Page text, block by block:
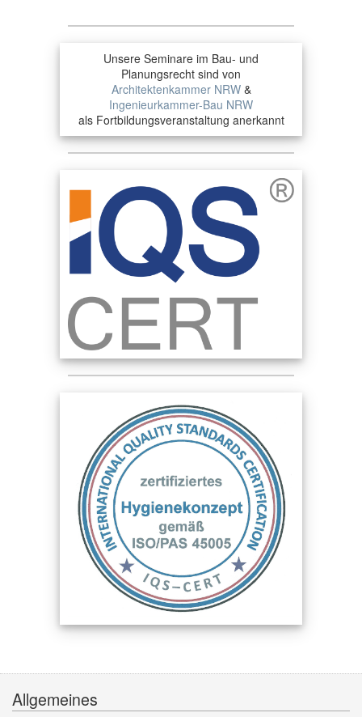
Unsere Seminare im Bau- und
Planungsrecht sind von
Architektenkammer NRW&
Ingenieurkammer-Bau NRW
als Fortbildungsveranstaltung anerkannt
Allgemeines